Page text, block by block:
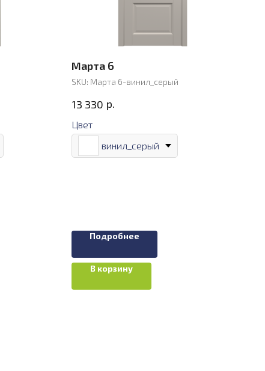
Марта 6
SKU: Марта 6-винил_серый
13 330 р.
Цвет
винил_серый
Подробнее
В корзину